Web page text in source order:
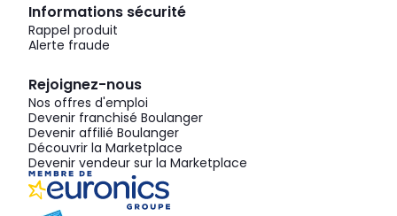
Informations sécurité
Rappel produit
Alerte fraude
Rejoignez-nous
Nos offres d'emploi
Devenir franchisé Boulanger
Devenir affilié Boulanger
Découvrir la Marketplace
Devenir vendeur sur la Marketplace